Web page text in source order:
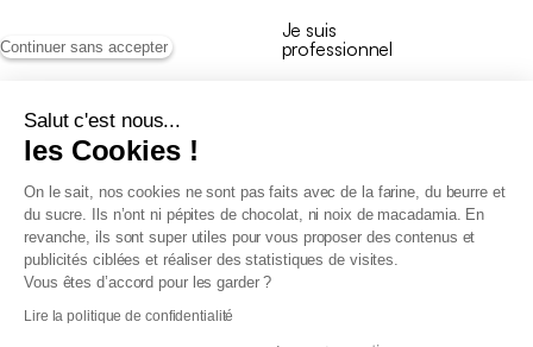
Continuer sans accepter
Salut c'est nous...
les Cookies !
On le sait, nos cookies ne sont pas faits avec de la farine, du beurre et
du sucre. Ils n’ont ni pépites de chocolat, ni noix de macadamia. En
revanche, ils sont super utiles pour vous proposer des contenus et
publicités ciblées et réaliser des statistiques de visites.
Vous êtes d’accord pour les garder ?
Lire la politique de confidentialité
Je suis
professionnel
Conditions générales de vente
Conditions générales du programme de fidélité
Charte de données personnelles
Conditions générales de vente Pro
Déclaration d’accessibilité